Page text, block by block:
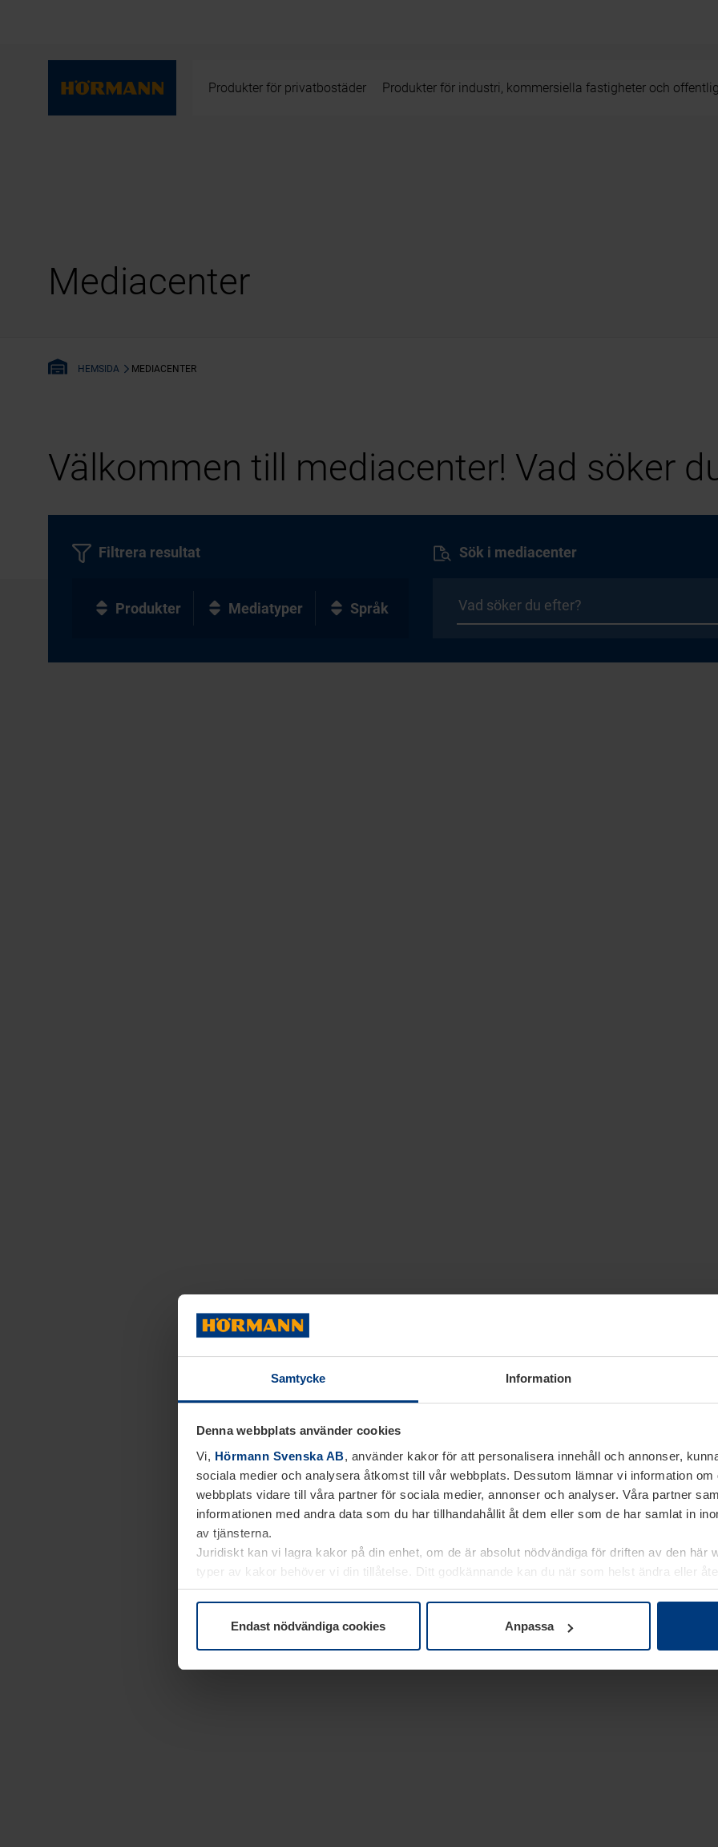
Samtycke Information
Denna webbplats använder cookies
Vi, Hörmann Svenska AB, använder kakor för att personalisera innehåll och annonser,
sociala medier och analysera åtkomst till vår webbplats. Dessutom lämnar vi information om
webbplats vidare till våra partner för sociala medier, annonser och analyser. Våra partner
informationen med andra data som du har tillhandahållit åt dem eller som de har samlat in
av tjänsterna.
Juridiskt kan vi lagra kakor på din enhet, om de är absolut nödvändiga för driften av den här
typer av kakor behöver vi din tillåtelse. Ditt godkännande kan du när som helst ändra eller
kakor underDataskyddsförklaringpå vår webbplats.
Endast nödvändiga cookies Anpassa
Produkter för privatbostäder Produkter för industri, kommersiella fastigheter och
Mediacenter
HEMSIDA MEDIACENTER
Välkommen till mediacenter! Vad söker
Sök i mediacenter
Filtrera resultat
Produkter Mediatyper Språk